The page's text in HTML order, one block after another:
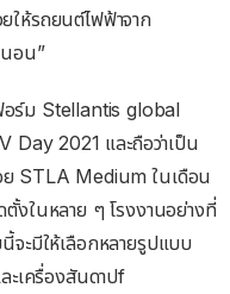
ให้รถยนต์ไฟฟ้าจาก
นอน”
ร์ม Stellantis global
Day 2021 และถือว่าเป็น
STLA Medium ในเดือน
งในหลาย ๆ โรงงานอย่างที่
จะมีให้เลือกหลายรูปแบบ
ะเครื่องสันดาปf